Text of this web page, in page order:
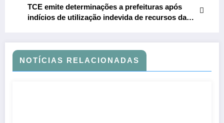
TCE emite determinações a prefeituras após
indícios de utilização indevida de recursos da
NOTÍCIAS RELACIONADAS